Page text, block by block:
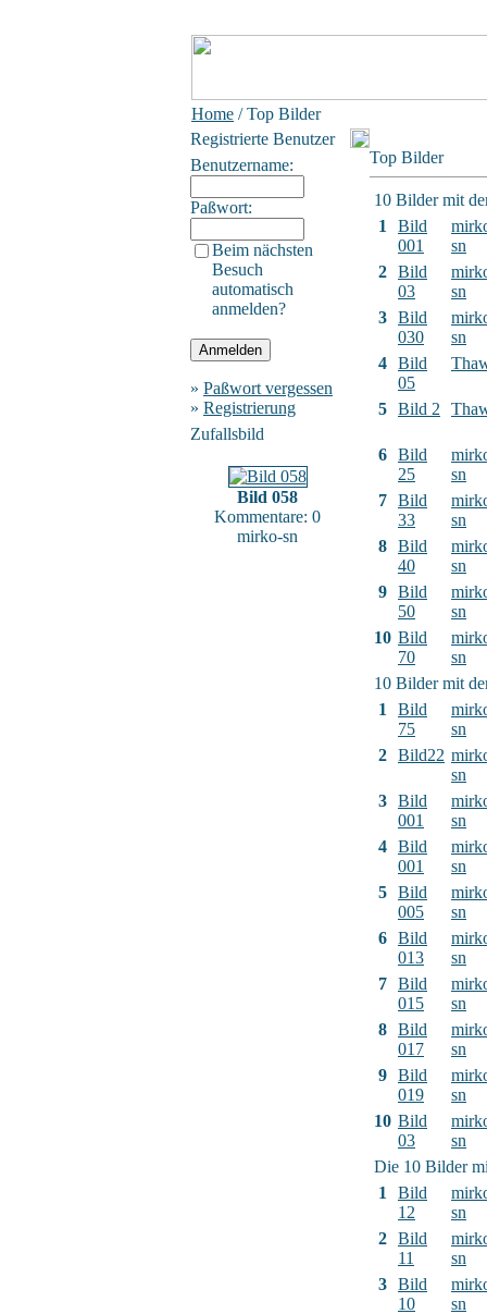
Home / Top Bilder
Registrierte Benutzer
Benutzername:
Paßwort:
Beim nächsten
Besuch
automatisch
anmelden?
» Paßwort vergessen
» Registrierung
Zufallsbild
Bild 058
Kommentare: 0
mirko-sn
Top Bilder
10 Bilder mit
1
Bild
001
sn
2 Bild
03
sn
3 Bild
030
sn
4 Bild
05
5 Bild 2
6 Bild
25
sn
7 Bild
33
sn
8 Bild
40
sn
9 Bild
50
sn
10 Bild
70
sn
10 Bilder mit
1
Bild
75
sn
2 Bild22
sn
3 Bild
001
sn
4 Bild
001
sn
5 Bild
005
sn
6 Bild
013
sn
7 Bild
015
sn
8 Bild
017
sn
9 Bild
019
sn
10 Bild
03
sn
Die 10 Bilder
1
Bild
12
sn
2 Bild
11
sn
3 Bild
10
sn